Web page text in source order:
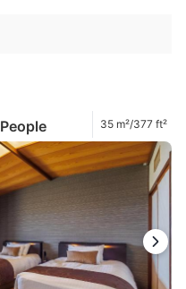
35 m²/377 ft²